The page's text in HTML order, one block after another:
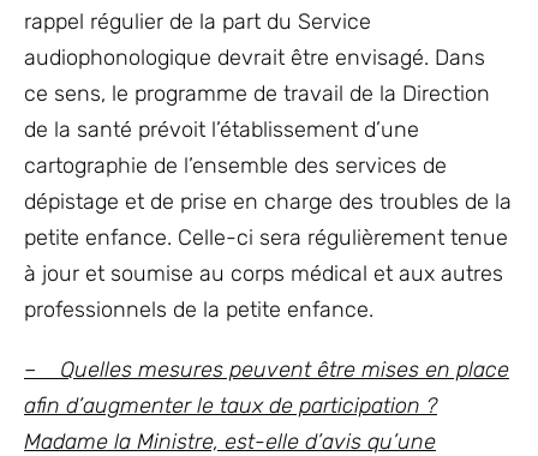
rappel régulier de la part du Service
audiophonologique devrait être envisagé. Dans
ce sens, le programme de travail de la Direction
de la santé prévoit l’établissement d’une
cartographie de l’ensemble des services de
dépistage et de prise en charge des troubles de la
petite enfance. Celle-ci sera régulièrement tenue
à jour et soumise au corps médical et aux autres
professionnels de la petite enfance.
– Quelles mesures peuvent être mises en place
afin d’augmenter le taux de participation ?
Madame la Ministre, est-elle d’avis qu’une